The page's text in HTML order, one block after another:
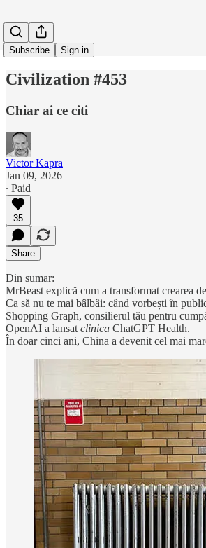
Subscribe Sign in
Civilization #453
Chiar ai ce citi
Victor Kapra
Jan 09, 2026
∙ Paid
35
Share
Din sumar:
MrBeast explică cum a transformat crearea
Ca să nu te mai bâlbâi: când vorbești în
Shopping Graph, consilierul tău pentru
OpenAI a lansat clinica ChatGPT Health.
În doar cinci ani, China a devenit cel mai